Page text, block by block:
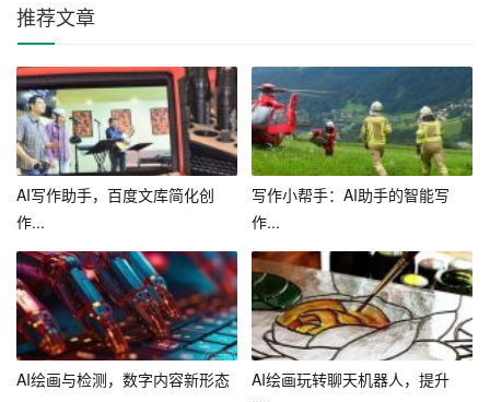
2. 企业宣传
对于企业来说，百度AI写作助手是一款实用的宣传工具。
它可以帮助企业快速生成各类宣传稿件，如新闻稿、软
文、广告文案等。同时，百度AI写作助手还能根据企业的
需求，对稿件进行个性化调整，提升宣传效果。
3. 教育培训
在教育培训领域，百度AI写作助手可以辅助教师备课、为
学生提供写作辅导等。通过对学生写作能力的分析和评
估，百度AI写作助手可以给出针对性的改进建议，帮助学
生提高写作水平。
推荐文章
AI写作助手，百度文库简化创
作...
写作小帮手：AI助手的智能写
作...
AI绘画与检测，数字内容新形态
AI绘画玩转聊天机器人，提升